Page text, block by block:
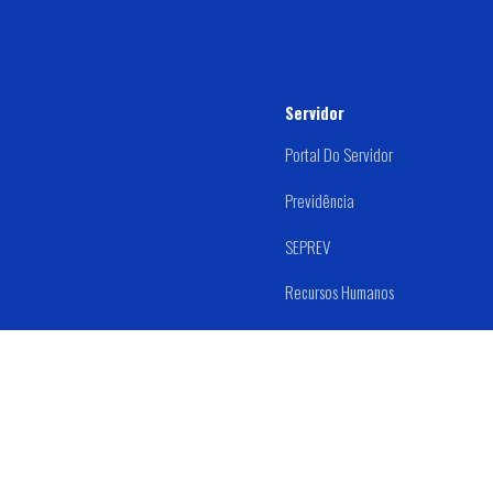
Servidor
Portal Do Servidor
Previdência
SEPREV
Recursos Humanos
Estágio